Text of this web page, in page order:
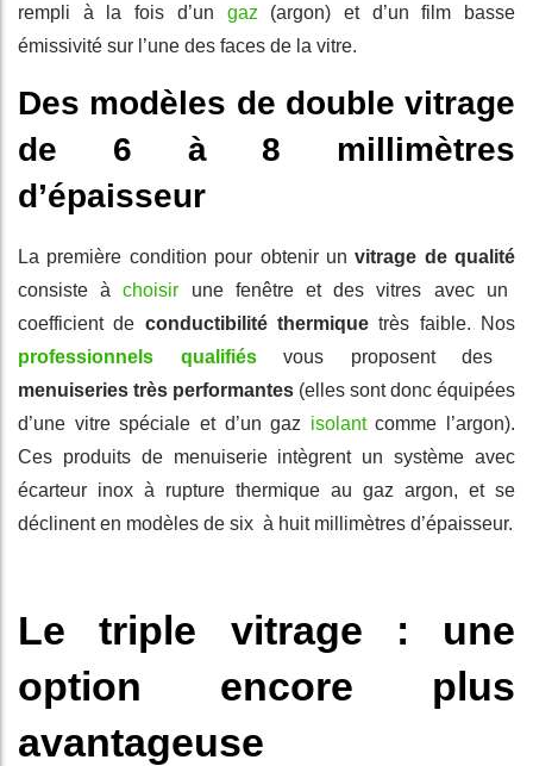
rempli à la fois d’un gaz (argon) et d’un film basse
émissivité sur l’une des faces de la vitre.
Des modèles de double vitrage
de 6 à 8 millimètres
d’épaisseur
La première condition pour obtenir unvitrage de qualité
consiste àchoisir une fenêtre et des vitres avec un
coefficient de conductibilité thermique très faible. Nos
professionnels qualifiésvous proposent des
menuiseries très performantes (elles sont donc équipées
d’une vitre spéciale et d’un gaz isolantcomme l’argon).
Ces produits de menuiserie intègrent un système avec
écarteur inox à rupture thermique au gaz argon, et se
déclinent en modèles de six à huit millimètres d’épaisseur.
Le triple vitrage : une
option encore plus
avantageuse